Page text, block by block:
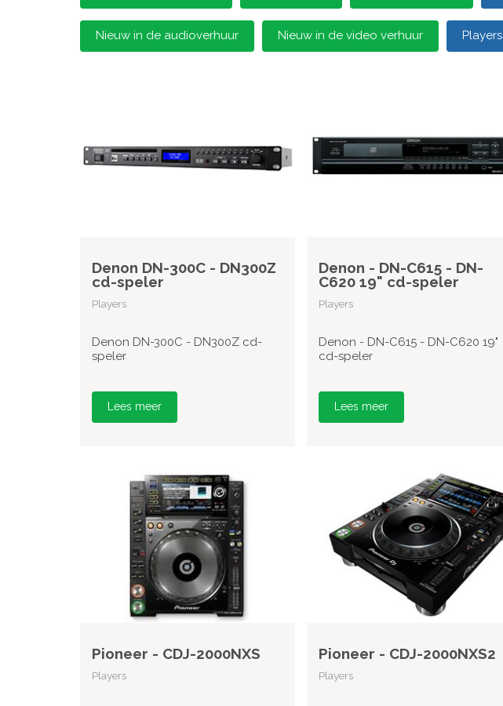
Nieuw in de audioverhuur Nieuw in de video verhuur Players
Denon DN-300C - DN300Z
cd-speler
Players
Denon DN-300C - DN300Z cd-
speler
Lees meer
Denon - DN-C615 - DN-
C620 19" cd-speler
Players
Denon - DN-C615 - DN-C620 19"
cd-speler
Lees meer
Pioneer - CDJ-2000NXS
Players
Pioneer - CDJ-2000NXS2
Players